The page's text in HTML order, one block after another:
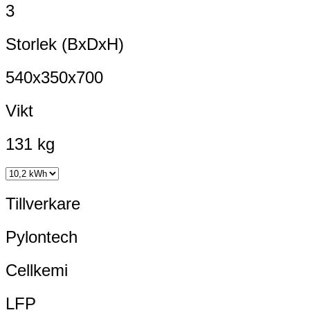
3
Storlek (BxDxH)
540x350x700
Vikt
131 kg
Tillverkare
Pylontech
Cellkemi
LFP